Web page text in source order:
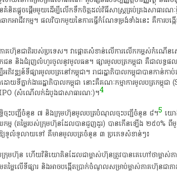
ផ្តួចផ្តើម​មួយ​ដើម្បី​លើកទឹកចិត្ត​ដល់​វិធីសាស្ត្រ​គ្រប់គ្រង​សាធារណៈ​
អាជីវកម្ម​។​ ផលវិបាក​មួយ​នៃ​ការ​ធ្វើ​កំណែទម្រង់​ទាំងនេះ​ គឺ​ការ​បង្ក
ភាគហ៊ុន​ជាតិ​របស់​ប្រទេស​។​ វា​ផ្តោត​សំខាន់​លើ​ការ​លើកកម្ពស់​កំណើនស
និង​ជំរុញ​លំហូរ​ចូល​នូវ​មូលធន​។​ ផ្សា​រមូល​ប​ត្រ​កម្ពុជា​ គឺជា​លទ្ធផល​
វឌ្ឍន៍​ទីផ្សារ​មូល​ប​ត្រ​នៅ​កម្ពុជា​។​ រាជរដ្ឋាភិបាល​កម្ពុជា​បាន​កាន់ក
នាក់ងារ​រដ្ឋាភិបាល​កម្ពុជា​ នោះ​គឺ​គណៈ​ក​ម្មា​ការ​មូល​ប​ត្រ​កម្ពុជា​
IPO​ (​សំណើ​លក់​ដំបូង​ជា​សាធារណៈ​)​។​4
សិទ្ធិ​ចុះបញ្ជី​ចំនួន​ ៧​ និង​ក្រុមហ៊ុន​មូល​ប​ត្រ​បំណុល​ចុះបញ្ជី​ចំនួន​ ៨​។​5 យោ
ម្ម​ (​តម្លៃ​របស់​ក្រុមហ៊ុន​ដែល​បាន​ជួញដូរ​)​ បាន​កើនឡើង​ ២៥០%​ ពី​
ឱ្យ​ទូលំទូលាយ​ទៅ​ គឺ​មាន​មូល​ប​ត្រ​ចំនួន​ ៣​ ប្រភេទ​សំខាន់ៗ​៖
ក្រុមហ៊ុន​ ហើយ​វិនិយោគិន​ដែល​ជា​ម្ចាស់​ហ៊ុន​ត្រូវ​បាន​គេ​ហៅ​ថា​ម្ចាស់​
លៃ​លើ​ទីផ្សារ​ និង​អាច​បង្កើត​ប្រាក់​ចំណូល​សម្រាប់​ម្ចាស់​ភាគហ៊ុន​ជា​ភ